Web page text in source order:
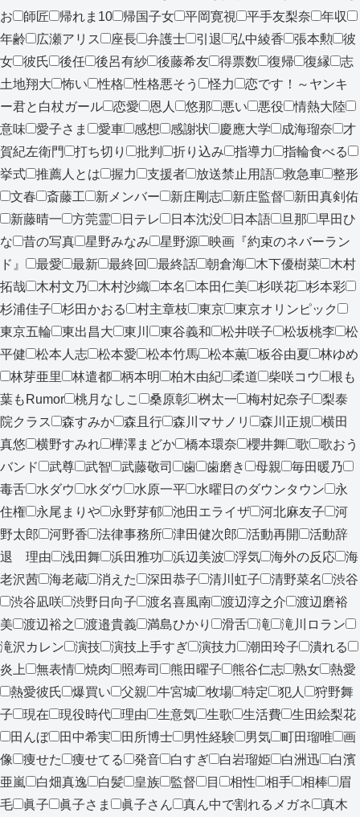
お
師匠 帰れま10 帰国子女 平岡寛視 平手友梨奈
年収
年齢
広瀬アリス 座長 弁護士 引退 弘中綾香 張本勲
彼
女
彼氏 後任 後呂有紗 後藤希友 得票数 復帰 復縁
志
土地翔大
怖い 性格 性格悪そう 怪力
恋です！～ヤンキ
ー君と白杖ガール
恋愛 恩人 悠那 悪い 悪役
情熱大陸
意味
愛子さま 愛車 感想 感謝状 慶應大学 成海瑠奈
才
賀紀左衛門
打ち切り 批判 折り込み 指導力
指輪食べる
挙式
推薦人とは 握力 支援者 放送禁止用語 救急車
整形
文春
斎藤工 新メンバー 新庄剛志 新庄監督
新田真剣佑
新藤晴一
方莞霊 日テレ 日本沈没 日本語 旦那
早田ひ
な
昔の写真 星野みなみ 星野源
映画『約束のネバーラン
ド』
最愛 最新 最終回 最終話 朝倉海 木下優樹菜
木村
拓哉
木村文乃 木村沙織 本名 本田仁美 杉咲花
杉本彩
杉浦佳子
杉田かおる 村主章枝 東京
東京オリンピック
東京五輪
東出昌大 東川 東谷義和 松井咲子 松坂桃李
松
平健
松本人志 松本愛 松本竹馬 松本薫 板谷由夏
林ゆめ
林芽亜里
林遣都 柄本明 柏木由紀 柔道 柴咲コウ
根も
葉もRumor
桃月なしこ 桑原彰 桝太一 梅村妃奈子
梨泰
院クラス
森すみか 森且行 森川マサノリ 森川正規
横田
真悠
横野すみれ 樺澤まどか 橋本環奈 櫻井舞 歌
歌おう
バンド
武尊 武智 武藤敬司 歯 歯磨き 母親
毎田暖乃
毒舌
水ダウ 水ダウ 水原一平 水曜日のダウンタウン
永
住権
永尾まりや 永野芽郁 池田エライザ 河北麻友子
河
野太郎
河野香 法律事務所 津田健次郎 活動再開
活動辞
退 理由
浅田舞 浜田雅功 浜辺美波 浮気 海外の反応
海
老沢茜
海老蔵 消えた 深田恭子 清川虹子 清野菜名
渋谷
渋谷凪咲
渋野日向子 渡名喜風南 渡辺淳之介
渡辺磨裕
美
渡辺裕之 渡邉貴義 満島ひかり 滑舌 滝
滝川ロラン
滝沢カレン
演技 演技上手すぎ 演技力 潮田玲子
潰れる
炎上
無表情 焼肉 照寿司 熊田曜子 熊谷仁志 熟女
熱愛
熱愛彼氏
爆買い 父親 牛宮城 牧場 特定 犯人
狩野舞
子
現在 現役時代 理由 生意気 生歌 生活費
生田絵梨花
田んぼ
田中希実 田所博士 男性経験 男気 町田瑠唯
画
像
痩せた 痩せてる 発音 白すぎ 白岩瑠姫 白洲迅
白濱
亜嵐
白畑真逸 白髪 皇族 監督 目 相性 相手 相棒
眉
毛
眞子 眞子さま 眞子さん 真ん中で割れるメガネ
真木